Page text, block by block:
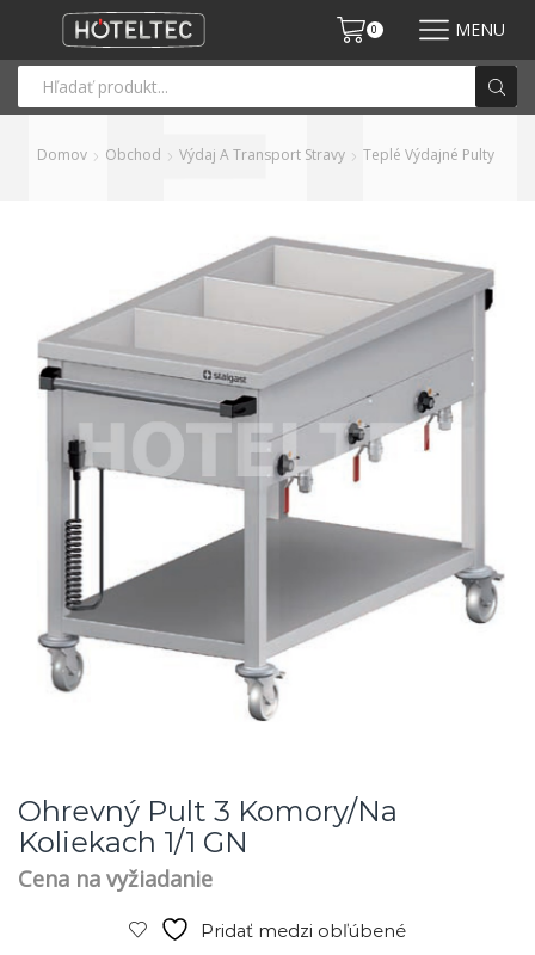
0 MENU
Domov Obchod Výdaj A Transport Stravy Teplé Výdajné Pulty
Ohrevný Pult 3 Komory/na
Koliekach 1/1 GN
Cena na vyžiadanie
Pridať medzi obľúbené